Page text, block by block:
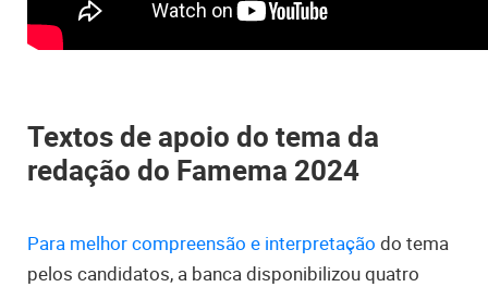
Textos de apoio do tema da
redação do Famema 2024
Para melhor compreensão e interpretação do tema
pelos candidatos, a banca disponibilizou quatro